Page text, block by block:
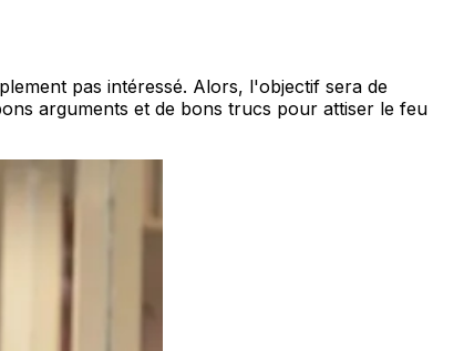
pas intéressé. Alors, l'objectif sera de
arguments et de bons trucs pour attiser le feu